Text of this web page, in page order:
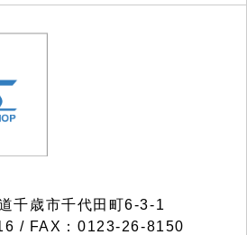
千歳市千代田町6-3-1
/ FAX：0123-26-8150